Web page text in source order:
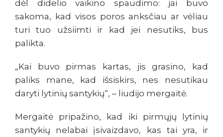
dėl didelio vaikino spaudimo: jai buvo
sakoma, kad visos poros anksčiau ar vėliau
turi tuo užsiimti ir kad jei nesutiks, bus
palikta.
„Kai buvo pirmas kartas, jis grasino, kad
paliks mane, kad išsiskirs, nes nesutikau
daryti lytinių santykių“, – liudijo mergaitė.
Mergaitė pripažino, kad iki pirmųjų lytinių
santykių nelabai įsivaizdavo, kas tai yra, ir